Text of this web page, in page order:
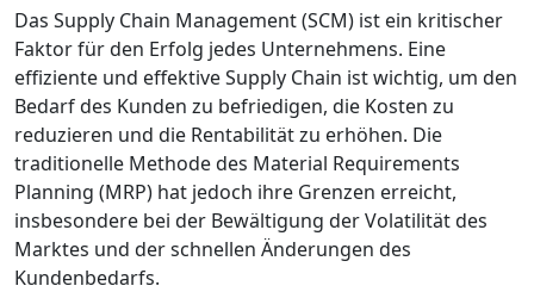
Das Supply Chain Management (SCM) ist ein kritischer
Faktor für den Erfolg jedes Unternehmens. Eine
effiziente und effektive Supply Chain ist wichtig, um den
Bedarf des Kunden zu befriedigen, die Kosten zu
reduzieren und die Rentabilität zu erhöhen. Die
traditionelle Methode des Material Requirements
Planning (MRP) hat jedoch ihre Grenzen erreicht,
insbesondere bei der Bewältigung der Volatilität des
Marktes und der schnellen Änderungen des
Kundenbedarfs.